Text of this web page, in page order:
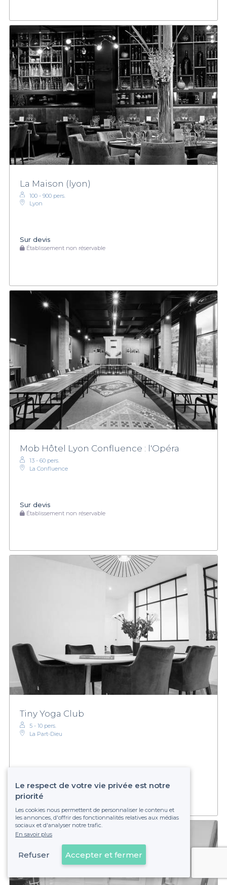
La Maison (lyon)
100 - 900 pers.
Lyon
Sur devis
Établissement non réservable
Mob Hôtel Lyon Confluence : l'Opéra
13 - 60 pers.
La Confluence
Sur devis
Établissement non réservable
Tiny Yoga Club
5 - 10 pers.
La Part-Dieu
Voir sur la carte
Le respect de votre vie privée est notre
priorité
Les cookies nous permettent de personnaliser le contenu et
les annonces, d'offrir des fonctionnalités relatives aux médias
sociaux et d'analyser notre trafic.
En savoir plus
Refuser Accepter et fermer